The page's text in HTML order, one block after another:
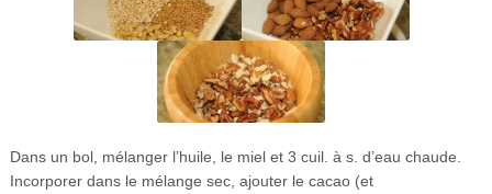
Dans un bol, mélanger l’huile, le miel et 3 cuil. à s. d’eau chaude.
Incorporer dans le mélange sec, ajouter le cacao (et